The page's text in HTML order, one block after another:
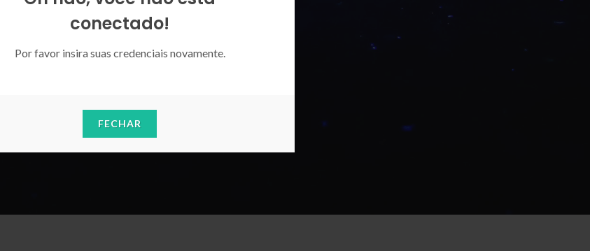
conectado!
Por favor insira suas credenciais novamente.
FECHAR